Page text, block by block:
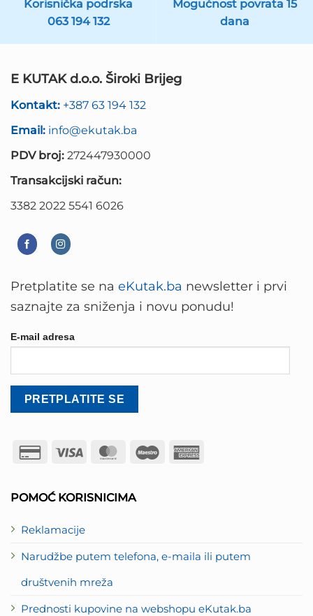
Korisnička podrska
063 194 132
Mogućnost povrata 15
dana
E KUTAK d.o.o. Široki Brijeg
Kontakt: +387 63 194 132
Email: info@ekutak.ba
PDV broj: 272447930000
Transakcijski račun:
3382 2022 5541 6026
POMOĆ KORISNICIMA
Reklamacije
Narudžbe putem telefona, e-maila ili putem
društvenih mreža
Prednosti kupovine na webshopu eKutak.ba
Pretplatite se na eKutak.ba newsletter i prvi
saznajte za sniženja i novu ponudu!
E-mail adresa
Credit
Visa MasterCard
Maestro